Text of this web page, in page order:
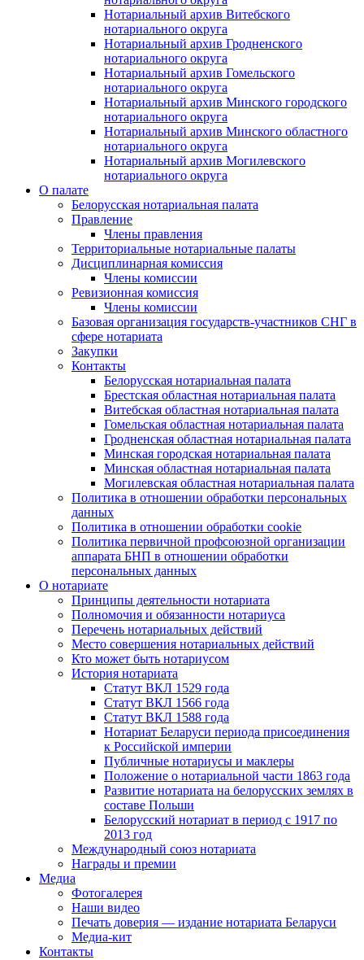
Нотариальный архив Витебского
нотариального округа
Нотариальный архив Гродненского
нотариального округа
Нотариальный архив Гомельского
нотариального округа
Нотариальный архив Минского городского
нотариального округа
Нотариальный архив Минского областного
нотариального округа
Нотариальный архив Могилевского
нотариального округа
О палате
Белорусская нотариальная палата
Правление
Члены правления
Территориальные нотариальные палаты
Дисциплинарная комиссия
Члены комиссии
Ревизионная комиссия
Члены комиссии
Базовая организация государств-участников СНГ в
сфере нотариата
Закупки
Контакты
Белорусская нотариальная палата
Брестская областная нотариальная палата
Витебская областная нотариальная палата
Гомельская областная нотариальная палата
Гродненская областная нотариальная палата
Минская городская нотариальная палата
Минская областная нотариальная палата
Могилевская областная нотариальная палата
Политика в отношении обработки персональных
данных
Политика в отношении обработки cookie
Политика первичной профсоюзной организации
аппарата БНП в отношении обработки
персональных данных
О нотариате
Принципы деятельности нотариата
Полномочия и обязанности нотариуса
Перечень нотариальных действий
Место совершения нотариальных действий
Кто может быть нотариусом
История нотариата
Статут ВКЛ 1529 года
Статут ВКЛ 1566 года
Статут ВКЛ 1588 года
Нотариат Беларуси периода присоединения
к Российской империи
Публичные нотариусы и маклеры
Положение о нотариальной части 1863 года
Развитие нотариата на белорусских землях в
составе Польши
Белорусский нотариат в период с 1917 по
2013 год
Международный союз нотариата
Награды и премии
Медиа
Фотогалерея
Наши видео
Печать доверия — издание нотариата Беларуси
Медиа-кит
Контакты